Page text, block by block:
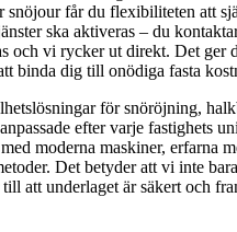
snöjour får du flexibiliteten att
ska aktiveras – du
och vi rycker ut direkt. Det ger
binda dig till onödiga fasta
för snöröjning,
efter varje fastighets
moderna maskiner, erfarna
Det betyder att vi inte
till att underlaget är säkert och